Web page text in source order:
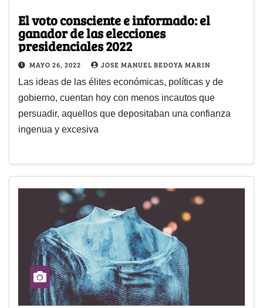
El voto consciente e informado: el
ganador de las elecciones
presidenciales 2022
MAYO 26, 2022 JOSE MANUEL BEDOYA MARIN
Las ideas de las élites económicas, políticas y de
gobierno, cuentan hoy con menos incautos que
persuadir, aquellos que depositaban una confianza
ingenua y excesiva